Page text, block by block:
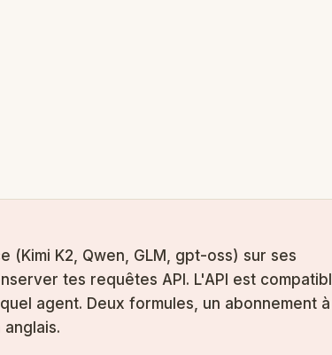
K2, Qwen, GLM, gpt-oss) sur ses
tes requêtes API. L'API est
agent. Deux formules, un abonnement à